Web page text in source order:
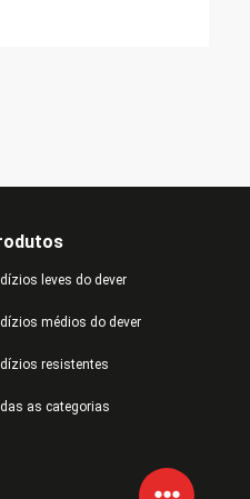
leves do dever
médios do dever
resistentes
as categorias